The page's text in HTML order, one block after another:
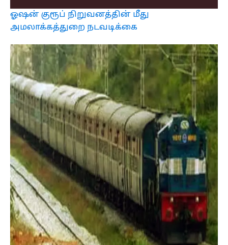
ஓஷன் குரூப் நிறுவனத்தின் மீது
அமலாக்கத்துறை நடவடிக்கை